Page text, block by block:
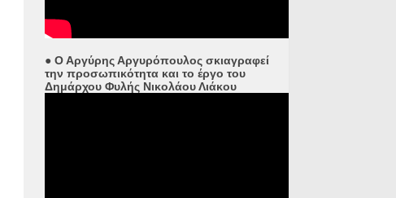
● Ο Αργύρης Αργυρόπουλος σκιαγραφεί
την προσωπικότητα και το έργο του
Δημάρχου Φυλής Νικολάου Λιάκου